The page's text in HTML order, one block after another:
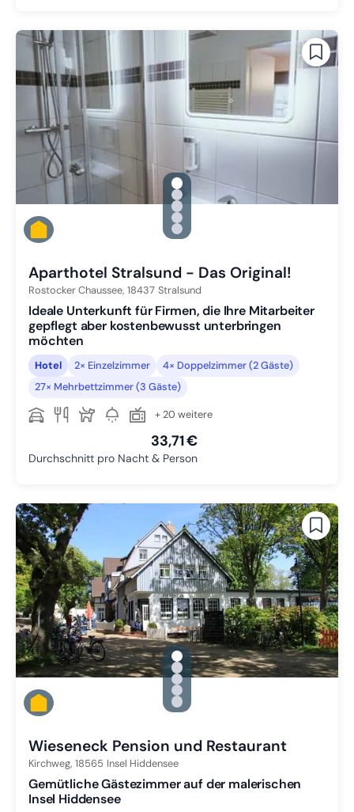
gallery.slide_selector
Zu Slide 1 wechseln
Zu Slide 2 wechseln
Zu Slide 3 wechseln
Zu Slide 4 wechseln
Zu Slide 5 wechseln
Aparthotel Stralsund - Das Original!
Rostocker Chaussee, 18437 Stralsund
Ideale Unterkunft für Firmen, die Ihre Mitarbeiter
gepflegt aber kostenbewusst unterbringen
möchten
Hotel 2× Einzelzimmer
4× Doppelzimmer (2 Gäste)
27× Mehrbettzimmer (3 Gäste)
+ 20 weitere
33,71 €
Durchschnitt pro Nacht & Person
gallery.slide_selector
Zu Slide 1 wechseln
Zu Slide 2 wechseln
Zu Slide 3 wechseln
Zu Slide 4 wechseln
Zu Slide 5 wechseln
Wieseneck Pension und Restaurant
Kirchweg, 18565 Insel Hiddensee
Gemütliche Gästezimmer auf der malerischen
Insel Hiddensee